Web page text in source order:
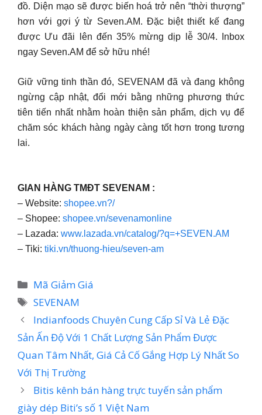
đồ. Diện mạo sẽ được biến hoá trở nên “thời thượng”
hơn với gợi ý từ Seven.AM. Đặc biệt thiết kế đang
được Ưu đãi lên đến 35% mừng dịp lễ 30/4. Inbox
ngay Seven.AM để sở hữu nhé!
Giữ vững tinh thần đó, SEVENAM đã và đang không
ngừng cập nhật, đổi mới bằng những phương thức
tiên tiến nhất nhằm hoàn thiện sản phẩm, dịch vụ để
chăm sóc khách hàng ngày càng tốt hơn trong tương
lai.
GIAN HÀNG TMĐT SEVENAM :
– Website: shopee.vn?/
– Shopee: shopee.vn/sevenamonline
– Lazada: www.lazada.vn/catalog/?q=+SEVEN.AM
– Tiki: tiki.vn/thuong-hieu/seven-am
Danh
mục
Mã Giảm Giá
Thẻ
SEVENAM
Indianfoods Chuyên Cung Cấp Sỉ Và Lẻ Đặc
Sản Ấn Độ Với 1 Chất Lượng Sản Phẩm Được
Quan Tâm Nhất, Giá Cả Cố Gắng Hợp Lý Nhất So
Với Thị Trường
Bitis kênh bán hàng trực tuyến sản phẩm
giày dép Biti’s số 1 Việt Nam